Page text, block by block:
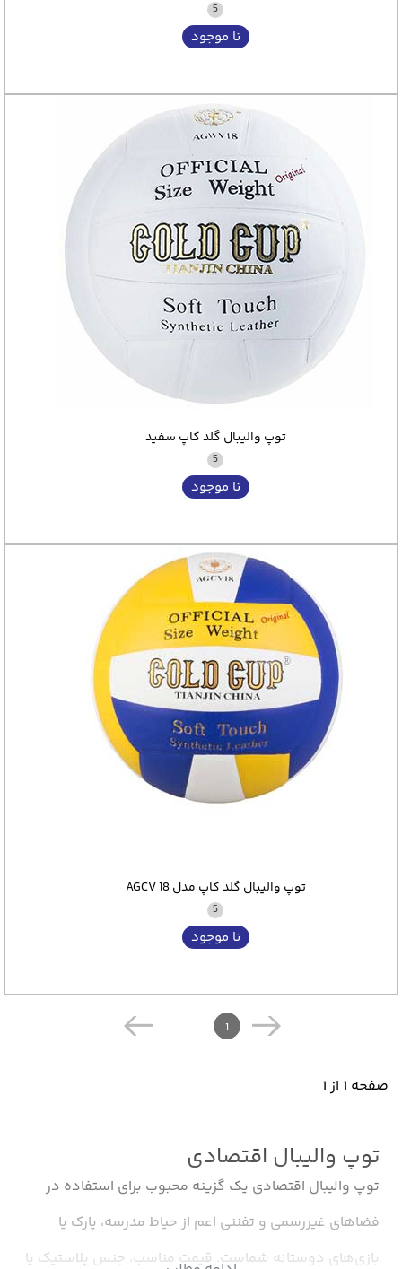
5
نا موجود
توپ والیبال گلد کاپ سفید
5
نا موجود
توپ والیبال گلد کاپ مدل AGCV 18
5
نا موجود
1
صفحه 1 از 1
توپ والیبال اقتصادی
توپ والیبال اقتصادی یک گزینه محبوب برای استفاده در
فضاهای غیررسمی و تفننی اعم از حیاط مدرسه، پارک یا
بازی‌های دوستانه شماست. قیمت مناسب، جنس پلاستیک یا